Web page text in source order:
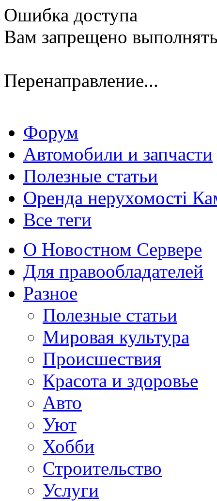
Ошибка доступа
Вам запрещено
Перенаправление...
Форум
Автомобили и запчасти
Полезные статьи
Оренда нерухомості
Все теги
О Новостном Сервере
Для правообладателей
Разное
Полезные статьи
Мировая культура
Происшествия
Красота и здоровье
Авто
Уют
Хобби
Строительство
Услуги